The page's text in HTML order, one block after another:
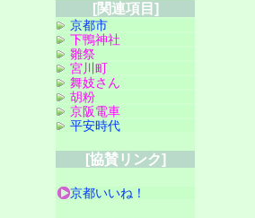
[関連項目]
京都市
下鴨神社
雛祭
宮川町
舞妓さん
胡粉
京阪電車
平安時代
[協賛リンク]
京都いいね！